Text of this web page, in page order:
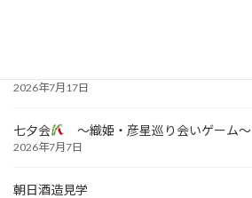
2026年7月17日
七夕会 ～織姫・彦星巡り会いゲーム～
2026年7月7日
朝日酒造見学